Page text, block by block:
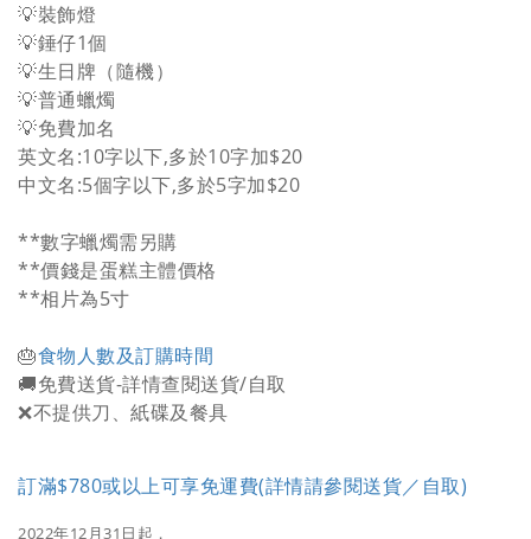
💡裝飾燈
💡錘仔1個
💡生日牌（隨機）
💡普通蠟燭
💡免費加名
英文名:10字以下,多於10字加$20
中文名:5個字以下,多於5字加$20
**數字蠟燭需另購
**價錢是蛋糕主體價格
**相片為5寸
🎂食物人數及訂購時間
🚚免費送貨-詳情查閱送貨/自取
❌不提供刀、紙碟及餐具
訂滿$780或以上可享免運費(詳情請參閱送貨／自取)
2022年12月31日起，